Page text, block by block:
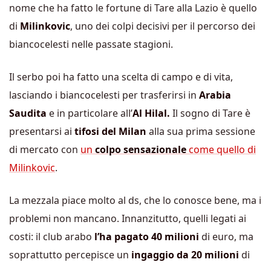
nome che ha fatto le fortune di Tare alla Lazio è quello
di Milinkovic, uno dei colpi decisivi per il percorso dei
biancocelesti nelle passate stagioni.
Il serbo poi ha fatto una scelta di campo e di vita,
lasciando i biancocelesti per trasferirsi in Arabia
Saudita e in particolare all’Al Hilal. Il sogno di Tare è
presentarsi ai tifosi del Milan alla sua prima sessione
di mercato con un colpo sensazionalecome quello di
Milinkovic.
La mezzala piace molto al ds, che lo conosce bene, ma i
problemi non mancano. Innanzitutto, quelli legati ai
costi: il club arabo l’ha pagato 40 milioni di euro, ma
soprattutto percepisce un ingaggio da 20 milioni di